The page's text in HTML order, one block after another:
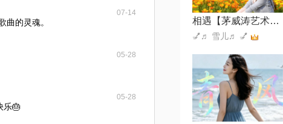
07-14
曲的灵魂。
05-28
05-28
乐🎂
相遇【茅威涛艺术欣赏协会会歌】
💅♬ 雪儿♬ 💅